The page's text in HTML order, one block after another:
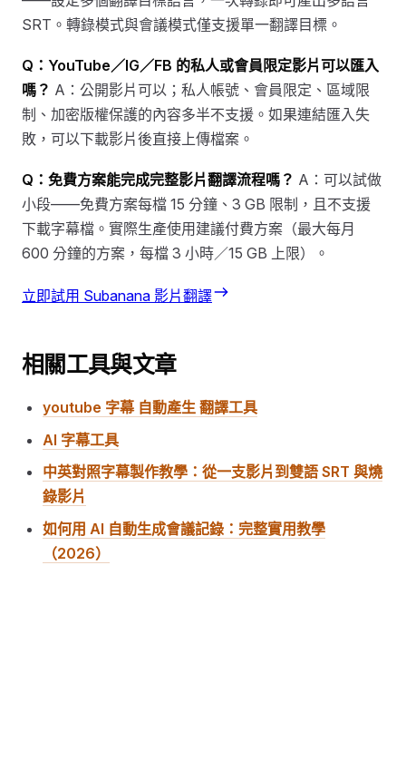
SRT。轉錄模式與會議模式僅支援單一翻譯目標。
Q：YouTube／IG／FB 的私人或會員限定影片可以匯入
嗎？ A：公開影片可以；私人帳號、會員限定、區域限
制、加密版權保護的內容多半不支援。如果連結匯入失
敗，可以下載影片後直接上傳檔案。
Q：免費方案能完成完整影片翻譯流程嗎？ A：可以試做
小段——免費方案每檔 15 分鐘、3 GB 限制，且不支援
下載字幕檔。實際生產使用建議付費方案（最大每月
600 分鐘的方案，每檔 3 小時／15 GB 上限）。
立即試用 Subanana 影片翻譯
相關工具與文章
youtube 字幕 自動產生 翻譯工具
AI 字幕工具
中英對照字幕製作教學：從一支影片到雙語 SRT 與燒
錄影片
如何用 AI 自動生成會議記錄：完整實用教學
（2026）